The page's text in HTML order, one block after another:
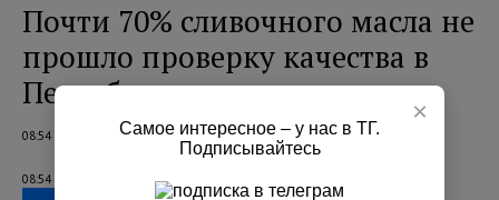
Почти 70% сливочного масла не
прошло проверку качества в
Петербурге
08:54 06.08.2026
08:54 06.08.2026
×
Самое интересное – у нас в ТГ.
Подписывайтесь